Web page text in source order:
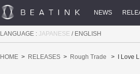
NEWS
LANGUAGE : JAPANESE / ENGLISH
HOME RELEASES Rough Trade I Love